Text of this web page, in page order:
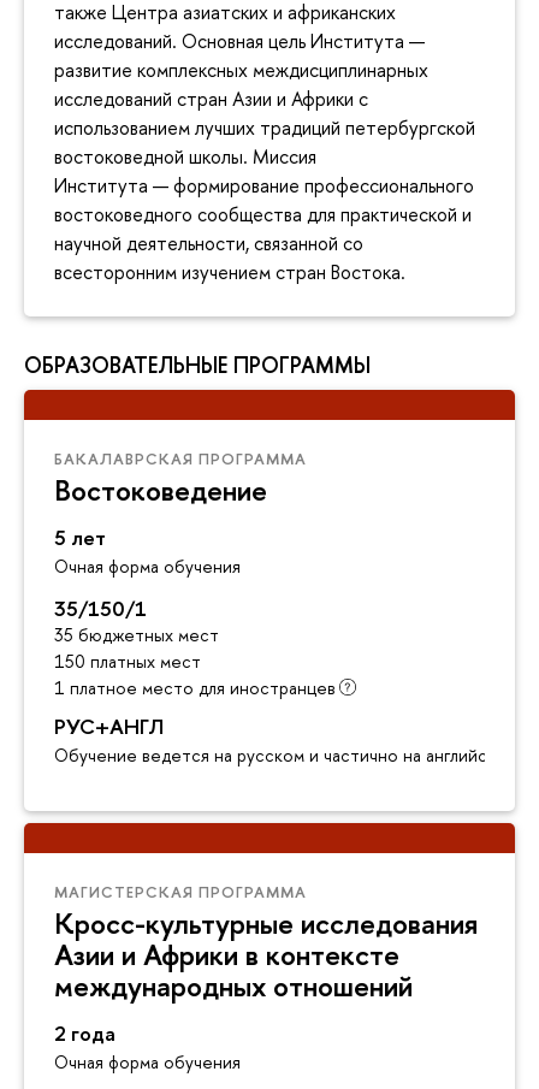
также Центра азиатских и африканских
исследований. Основная цель Института —
развитие комплексных междисциплинарных
исследований стран Азии и Африки с
использованием лучших традиций петербургской
востоковедной школы. Миссия
Института — формирование профессионального
востоковедного сообщества для практической и
научной деятельности, связанной со
всесторонним изучением стран Востока.
ОБРАЗОВАТЕЛЬНЫЕ ПРОГРАММЫ
БАКАЛАВРСКАЯ ПРОГРАММА
Востоковедение
5 лет
Очная форма обучения
35/150/1
35 бюджетных мест
150 платных мест
1 платное место для иностранцев
РУС+АНГЛ
Обучение ведется на русском и частично на английском
МАГИСТЕРСКАЯ ПРОГРАММА
Кросс-культурные исследования
Азии и Африки в контексте
международных отношений
2 года
Очная форма обучения